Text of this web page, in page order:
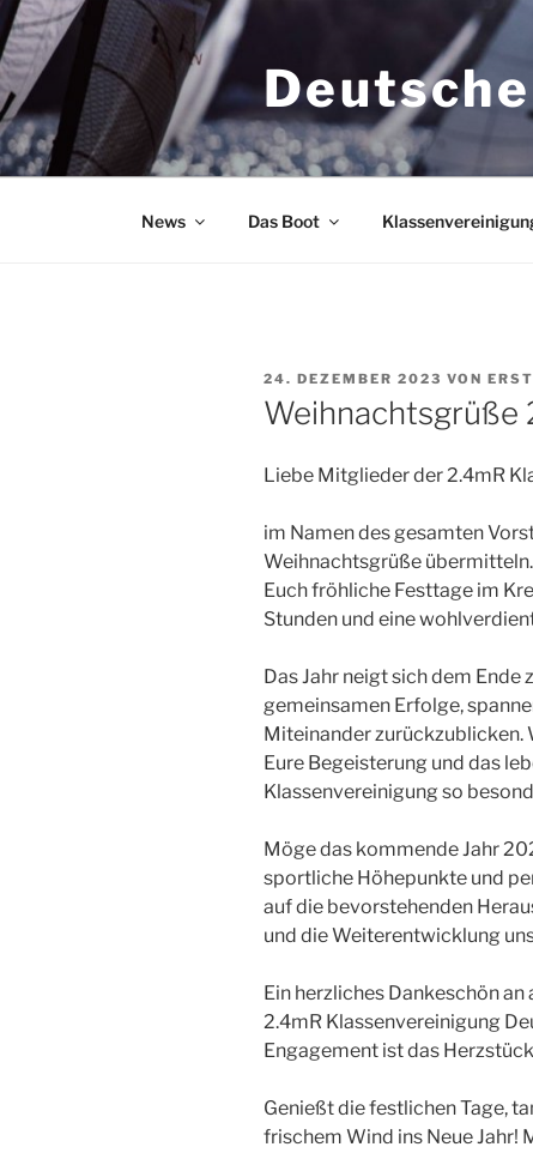
Zum
Inhalt
springen
News Das Boot
VERÖFFENTLICHT
AM
24. DEZEMBER 2023 VON
Weihnachtsgrüße
Liebe Mitglieder der 2.4mR
im Namen des gesamten
Weihnachtsgrüße
Euch fröhliche Festtage im
Stunden und eine
Das Jahr neigt sich dem Ende
gemeinsamen Erfolge,
Miteinander zurückzublicken.
Eure Begeisterung und das
Klassenvereinigung so
Möge das kommende Jahr
sportliche Höhepunkte und
auf die bevorstehenden
und die Weiterentwicklung
Ein herzliches Dankeschön
2.4mR Klassenvereinigung
Engagement ist das
Genießt die festlichen Tage,
frischem Wind ins Neue Jahr!